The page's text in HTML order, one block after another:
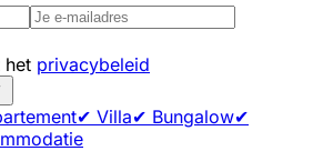
het privacybeleid
✔ Villa✔ Bungalow✔